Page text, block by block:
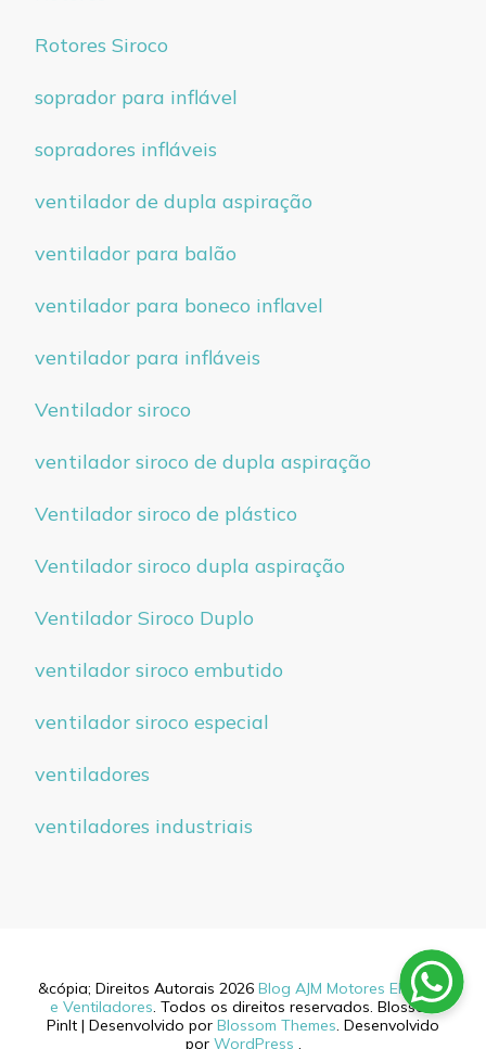
Rotores Siroco
soprador para inflável
sopradores infláveis
ventilador de dupla aspiração
ventilador para balão
ventilador para boneco inflavel
ventilador para infláveis
Ventilador siroco
ventilador siroco de dupla aspiração
Ventilador siroco de plástico
Ventilador siroco dupla aspiração
Ventilador Siroco Duplo
ventilador siroco embutido
ventilador siroco especial
ventiladores
ventiladores industriais
&cópia; Direitos Autorais 2026 Blog AJM Motores Elétricos
e Ventiladores. Todos os direitos reservados. Blossom
PinIt | Desenvolvido por Blossom Themes. Desenvolvido
por WordPress .